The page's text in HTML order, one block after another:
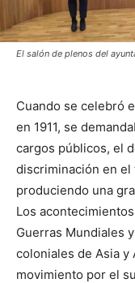
El salón de plenos del
Cuando se celebró
en 1911, se
cargos públicos, el
discriminación en el
produciendo una
Los
Guerras Mundiales
coloniales de Asia y
movimiento por el